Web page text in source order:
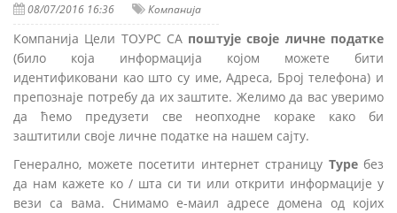
08/07/2016 16:36 Компанија
Компанија Цели ТОУРС СА поштује своје личне податке
(било која информација којом можете бити
идентификовани као што су име, Адреса, Број телефона) и
препознаје потребу да их заштите. Желимо да вас уверимо
да ћемо предузети све неопходне кораке како би
заштитили своје личне податке на нашем сајту.
Генерално, можете посетити интернет страницу Туребез
да нам кажете ко / шта си ти или открити информације у
вези са вама. Снимамо е-маил адресе домена од којих